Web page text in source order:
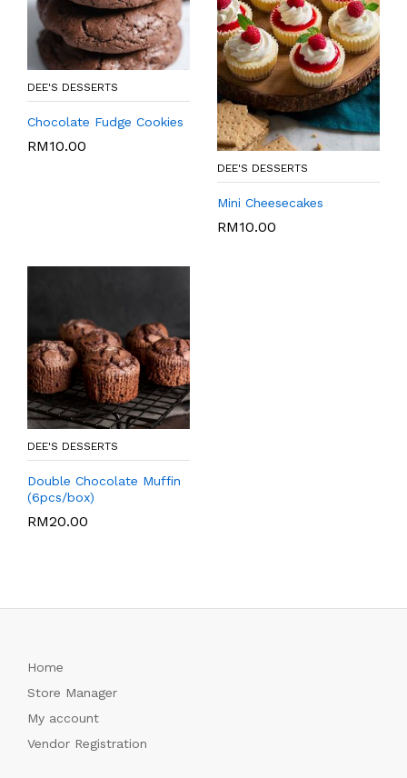
DEE'S DESSERTS
Chocolate Fudge Cookies
RM10.00
DEE'S DESSERTS
Mini Cheesecakes
RM10.00
DEE'S DESSERTS
Double Chocolate Muffin
(6pcs/box)
RM20.00
Home
Store Manager
My account
Vendor Registration